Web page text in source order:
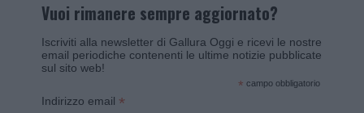
Vuoi rimanere sempre aggiornato?
Iscriviti alla newsletter di Gallura Oggi e ricevi le nostre
email periodiche contenenti le ultime notizie pubblicate
sul sito web!
* campo obbligatorio
Indirizzo email *